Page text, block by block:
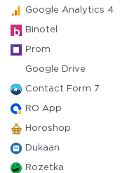
Google Analytics 4
Binotel
Prom
Google Drive
Contact Form 7
RO App
Horoshop
Dukaan
Rozetka